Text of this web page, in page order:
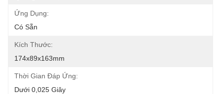
Ứng Dụng:
Có Sẵn
Kích Thước:
174x89x163mm
Thời Gian Đáp Ứng:
Dưới 0,025 Giây